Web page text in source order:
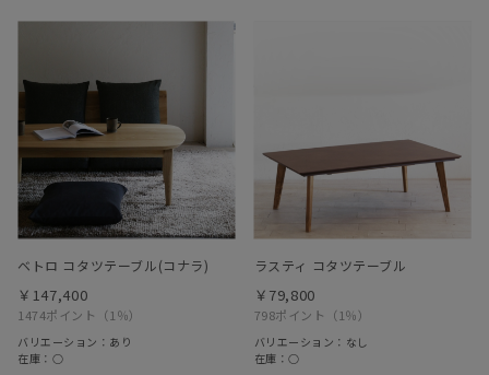
ベトロ コタツテーブル(コナラ)
1474ポイント （1％）
￥147,400
バリエーション：あり
在庫：○
ラスティ コタツテーブル
798ポイント （1％）
￥79,800
バリエーション：なし
在庫：○